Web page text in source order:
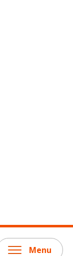
Menu